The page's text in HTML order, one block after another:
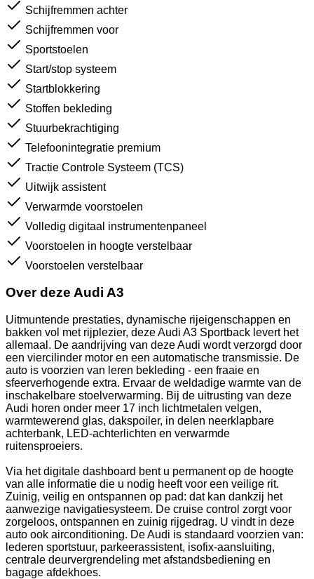
Schijfremmen achter
Schijfremmen voor
Sportstoelen
Start/stop systeem
Startblokkering
Stoffen bekleding
Stuurbekrachtiging
Telefoonintegratie premium
Tractie Controle Systeem (TCS)
Uitwijk assistent
Verwarmde voorstoelen
Volledig digitaal instrumentenpaneel
Voorstoelen in hoogte verstelbaar
Voorstoelen verstelbaar
Over deze Audi A3
Uitmuntende prestaties, dynamische rijeigenschappen en
bakken vol met rijplezier, deze Audi A3 Sportback levert het
allemaal. De aandrijving van deze Audi wordt verzorgd door
een viercilinder motor en een automatische transmissie. De
auto is voorzien van leren bekleding - een fraaie en
sfeerverhogende extra. Ervaar de weldadige warmte van de
inschakelbare stoelverwarming. Bij de uitrusting van deze
Audi horen onder meer 17 inch lichtmetalen velgen,
warmtewerend glas, dakspoiler, in delen neerklapbare
achterbank, LED-achterlichten en verwarmde
ruitensproeiers.
Via het digitale dashboard bent u permanent op de hoogte
van alle informatie die u nodig heeft voor een veilige rit.
Zuinig, veilig en ontspannen op pad: dat kan dankzij het
aanwezige navigatiesysteem. De cruise control zorgt voor
zorgeloos, ontspannen en zuinig rijgedrag. U vindt in deze
auto ook airconditioning. De Audi is standaard voorzien van:
lederen sportstuur, parkeerassistent, isofix-aansluiting,
centrale deurvergrendeling met afstandsbediening en
bagage afdekhoes.